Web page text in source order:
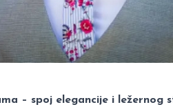
– spoj elegancije i ležernog